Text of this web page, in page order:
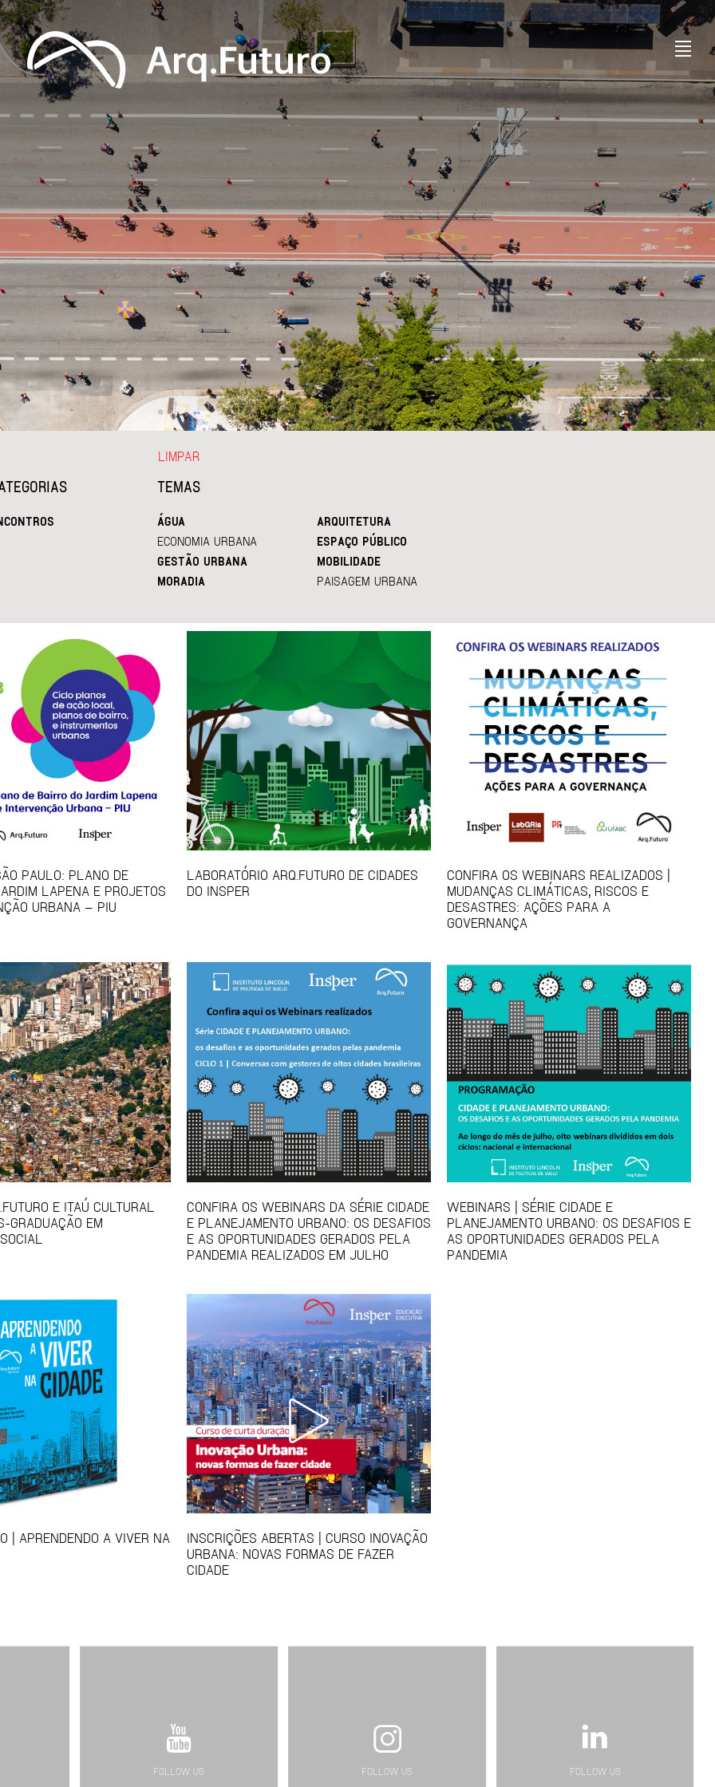
TEMAS
ÁGUA
ARQUITETURA
ECONOMIA URBANA
ESPAÇO PÚBLICO
GESTÃO URBANA
MOBILIDADE
MORADIA
PAISAGEM URBANA
LIMPAR
PAULO: PLANO DE
LAPENA E PROJETOS
URBANA – PIU
LABORATÓRIO ARQ.FUTURO DE CIDADES
DO INSPER
CONFIRA OS WEBINARS REALIZADOS |
MUDANÇAS CLIMÁTICAS, RISCOS E
DESASTRES: AÇÕES PARA A
GOVERNANÇA
E ITAÚ CULTURAL
GRADUAÇÃO EM
CONFIRA OS WEBINARS DA SÉRIE CIDADE
E PLANEJAMENTO URBANO: OS DESAFIOS
E AS OPORTUNIDADES GERADOS PELA
PANDEMIA REALIZADOS EM JULHO
WEBINARS | SÉRIE CIDADE E
PLANEJAMENTO URBANO: OS DESAFIOS E
AS OPORTUNIDADES GERADOS PELA
PANDEMIA
| APRENDENDO A VIVER NA
INSCRIÇÕES ABERTAS | CURSO INOVAÇÃO
URBANA: NOVAS FORMAS DE FAZER
CIDADE
FOLLOW US FOLLOW US FOLLOW US